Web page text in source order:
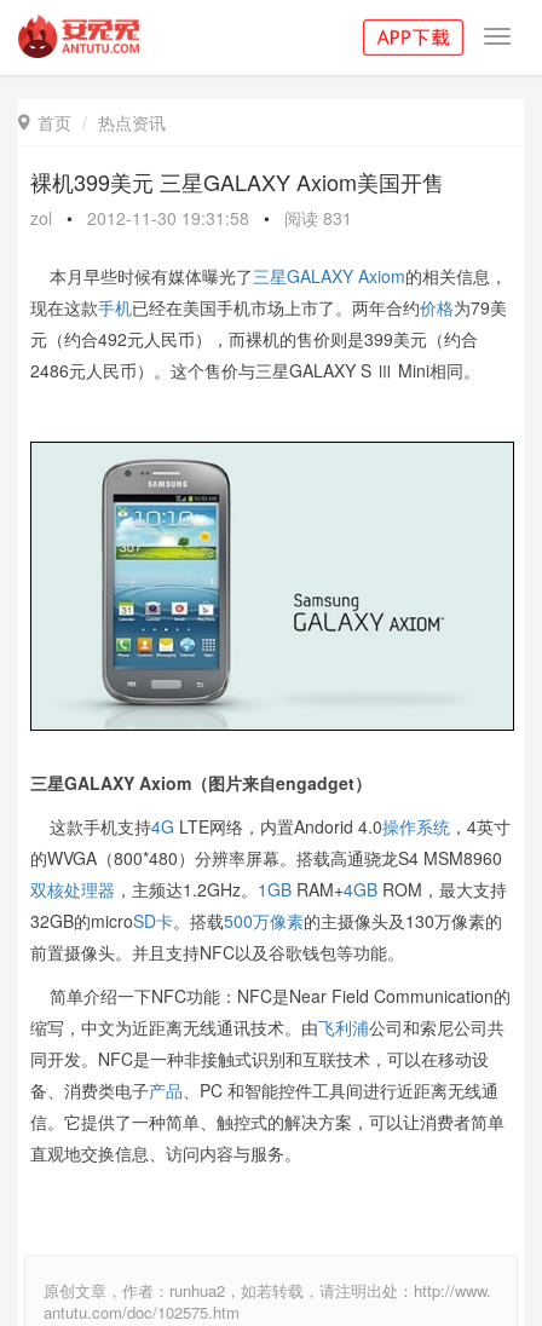
 首页 热点资讯
裸机399美元 三星GALAXY Axiom美国开售
zol • 2012-11-30 19:31:58 • 阅读 831
本月早些时候有媒体曝光了三星GALAXY Axiom的相关信息，
现在这款手机已经在美国手机市场上市了。两年合约价格为79美
元（约合492元人民币），而裸机的售价则是399美元（约合
2486元人民币）。这个售价与三星GALAXY S Ⅲ Mini相同。
三星GALAXY Axiom（图片来自engadget）
这款手机支持4G LTE网络，内置Andorid 4.0操作系统 ，4英寸
的WVGA（800*480）分辨率屏幕。搭载高通骁龙S4 MSM8960
双核处理器 ，主频达1.2GHz。 1GB RAM+4GB ROM，最大支持
32GB的microSD卡。搭载500万像素的主摄像头及130万像素的
前置摄像头。并且支持NFC以及谷歌钱包等功能。
简单介绍一下NFC功能：NFC是Near Field Communication的
缩写，中文为近距离无线通讯技术。由飞利浦公司和索尼公司共
同开发。NFC是一种非接触式识别和互联技术，可以在移动设
备、消费类电子产品、PC 和智能控件工具间进行近距离无线通
信。它提供了一种简单、触控式的解决方案，可以让消费者简单
直观地交换信息、访问内容与服务。
原创文章，作者：runhua2，如若转载，请注明出处：http://www.
antutu.com/doc/102575.htm